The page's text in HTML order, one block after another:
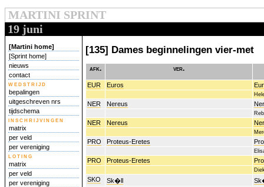
MARTINI SPRINT
19 juni
[Martini home]
[Sprint home]
nieuws
contact
wedstrijd
bepalingen
uitgeschreven nrs
tijdschema
inschrijvingen
matrix
per veld
per vereniging
loting
matrix
per veld
per vereniging
[135] Dames beginnelingen vier-met
afk. ver.
EUR Euros
NER Nereus
NER Nereus
PRO Proteus-Eretes
PRO Proteus-Eretes
SKO Sk�ll